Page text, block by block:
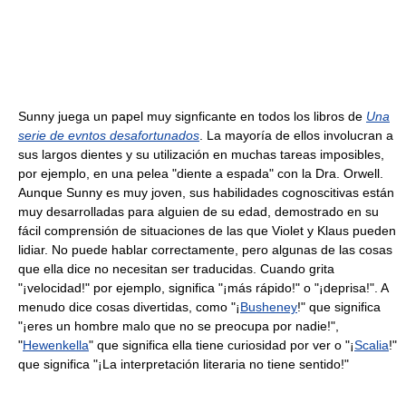
Sunny juega un papel muy signficante en todos los libros de Una
serie de evntos desafortunados . La mayoría de ellos involucran a
sus largos dientes y su utilización en muchas tareas imposibles,
por ejemplo, en una pelea "diente a espada" con la Dra. Orwell.
Aunque Sunny es muy joven, sus habilidades cognoscitivas están
muy desarrolladas para alguien de su edad, demostrado en su
fácil comprensión de situaciones de las que Violet y Klaus pueden
lidiar. No puede hablar correctamente, pero algunas de las cosas
que ella dice no necesitan ser traducidas. Cuando grita
"¡velocidad!" por ejemplo, significa "¡más rápido!" o "¡deprisa!". A
menudo dice cosas divertidas, como "¡Busheney!" que significa
"¡eres un hombre malo que no se preocupa por nadie!",
"Hewenkella" que significa ella tiene curiosidad por ver o "¡Scalia!"
que significa "¡La interpretación literaria no tiene sentido!"